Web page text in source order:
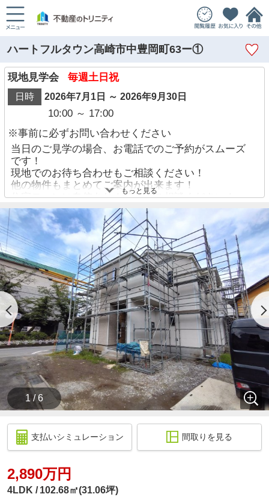
ハートフルタウン高崎市中豊岡町63ー①
現地見学会 毎週土日祝
日時 2026年7月1日 ～ 2026年9月30日
10:00 ～ 17:00
※事前に必ずお問い合わせください
当日のご見学の場合、お電話でのご予約がスムーズ
です！
現地でのお待ち合わせもご相談ください！
他の物件もまとめてご案内が出来ます！
住宅ローンに自信あり！迷わずご相談ください！
もっと見る
1 / 6
支払いシミュレーション 間取りを見る
2,890万円
4LDK 102.68㎡(31.06坪)